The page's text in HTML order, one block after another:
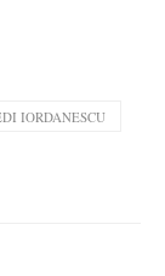
IORDANESCU